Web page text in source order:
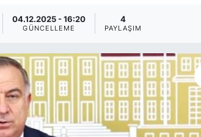
04.12.2025 - 16:20
GÜNCELLEME
4
PAYLAŞIM